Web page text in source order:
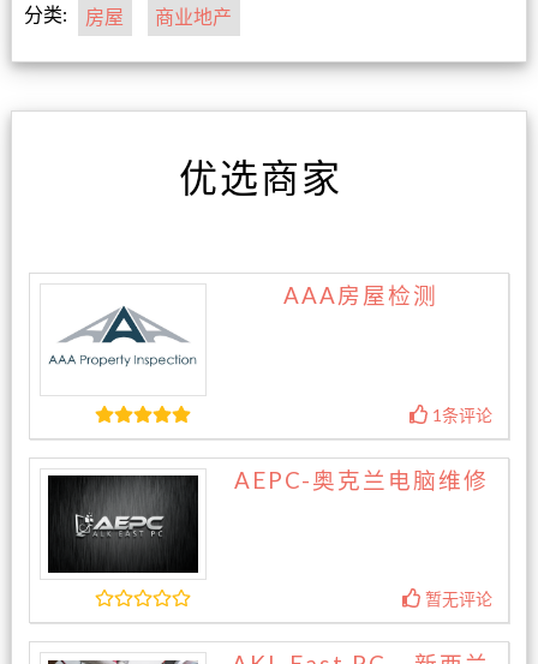
分类: 房屋 商业地产
优选商家
AAA房屋检测
1条评论
AEPC-奥克兰电脑维修
暂无评论